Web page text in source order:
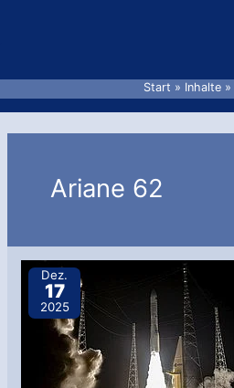
Start Inhalte
Ariane 62
Dez.
17
2025